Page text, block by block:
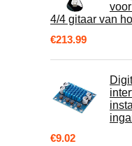
4/4 gitaar van
€213.99
€9.02